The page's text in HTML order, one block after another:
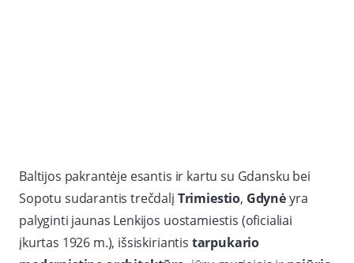
Baltijos pakrantėje esantis ir kartu su Gdansku bei
Sopotu sudarantis trečdalį Trimiestio, Gdynėyra
palyginti jaunas Lenkijos uostamiestis (oficialiai
įkurtas 1926 m.), išsiskiriantis tarpukario